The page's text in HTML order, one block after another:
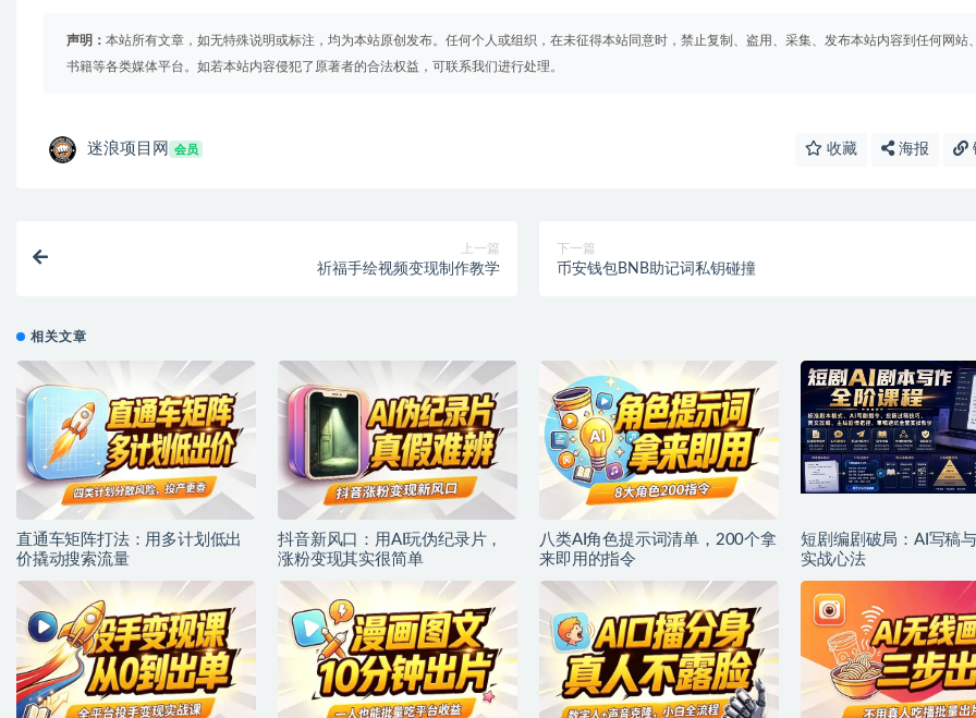
声明： 本站所有文章，如无特殊说明或标注，均为本站原创发布。任何个人或组织，在未征得本站同意时，禁止复制、盗用、采集、发布本站内容到任何网站
书籍等各类媒体平台。如若本站内容侵犯了原著者的合法权益，可联系我们进行处理。
迷浪项目网 会员 收藏 海报
上一篇
祈福手绘视频变现制作教学
下一篇
币安钱包BNB助记词私钥碰撞
相关文章
直通车矩阵打法：用多计划低出
价撬动搜索流量
抖音新风口：用AI玩伪纪录片，
涨粉变现其实很简单
八类AI角色提示词清单，200个拿
来即用的指令
短剧编剧破局：AI写稿
实战心法